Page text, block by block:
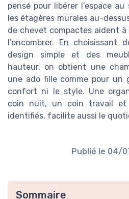
pensé pour libérer l’espace
les étagères murales au-
de chevet compactes aident
l’encombrer. En choisissant
design simple et des
hauteur, on obtient une
une ado fille comme pour un
confort ni le style. Une
coin nuit, un coin travail
identifiés, facilite aussi le
Publié le 04/
Sommaire